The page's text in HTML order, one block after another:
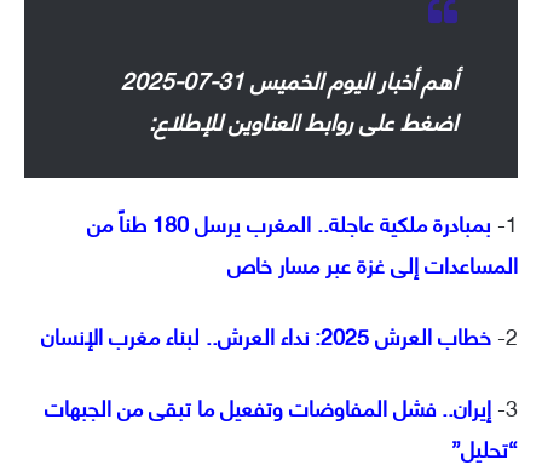
أهم أخبار اليوم الخميس 31-07-2025
اضغط على روابط العناوين للإطلاع:
1-
بمبادرة ملكية عاجلة.. المغرب يرسل 180 طناً من
المساعدات إلى غزة عبر مسار خاص
2- خطاب العرش 2025: نداء العرش.. لبناء مغرب الإنسان
3- إيران.. فشل المفاوضات وتفعيل ما تبقى من الجبهات
“تحليل”